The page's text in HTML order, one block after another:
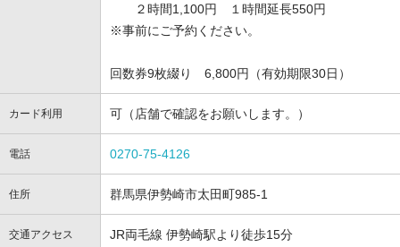
２時間1,100円 １時間延長550円
※事前にご予約ください。
回数券9枚綴り 6,800円（有効期限30日）
カード利用 可（店舗で確認をお願いします。）
電話 0270-75-4126
住所 群馬県伊勢崎市太田町985-1
交通アクセス
JR両毛線 伊勢崎駅より徒歩15分